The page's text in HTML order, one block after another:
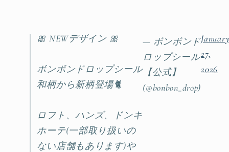
🎀 NEWデザイン 🎀
ボンボンドロップシール
和柄から新柄登場🐈
ロフト、ハンズ、ドンキ
ホーテ(一部取り扱いの
ない店舗もあります)や
— ボンボンド
ロップシール
【公式】
(@bonbon_drop)
27,
2026